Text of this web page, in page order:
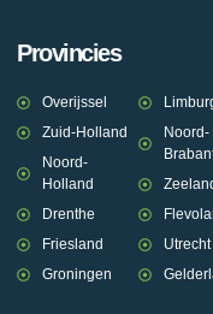
Provincies
Overijssel
Zuid-Holland
Noord-
Holland
Drenthe
Friesland
Groningen
Noord-
Utrecht